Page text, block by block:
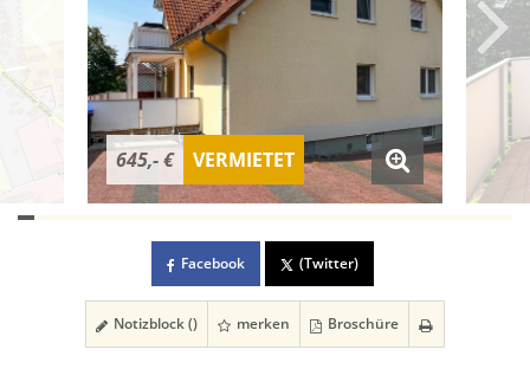
645,- € VERMIETET
Facebook (Twitter)
Notizblock () merken Broschüre